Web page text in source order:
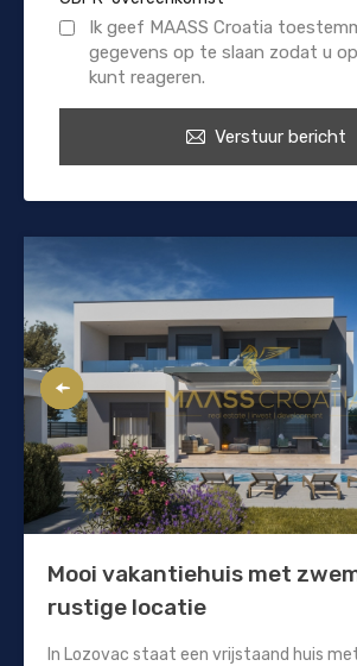
Ik geef MAASS Croatia
gegevens op te slaan zodat u
kunt reageren.
Verstuur bericht
Mooi vakantiehuis met
rustige locatie
In Lozovac staat een vrijstaand huis